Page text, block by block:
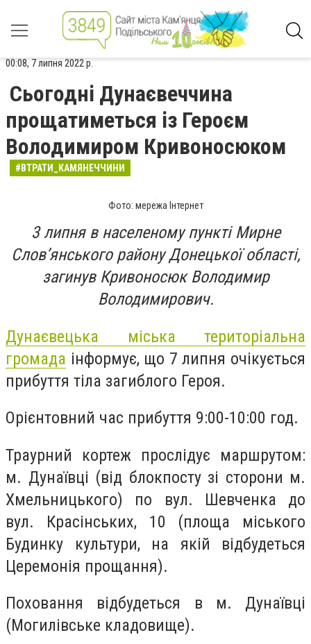
00:08, 7 липня 2022 р.
Сьогодні Дунаєвеччина
прощатиметься із Героєм
Володимиром Кривоносюком
#ВТРАТИ_КАМЯНЕЧЧИНИ
Фото: мережа Інтернет
3 липня в населеному пункті Мирне
Слов’янського району Донецької області,
загинув Кривоносюк Володимир
Володимирович.
Дунаєвецька міська територіальна
громада інформує, що 7 липня очікується
прибуття тіла загиблого Героя.
Орієнтовний час прибуття 9:00-10:00 год.
Траурний кортеж прослідує маршрутом:
м. Дунаївці (від блокпосту зі сторони м.
Хмельницького) по вул. Шевченка до
вул. Красінських, 10 (площа міського
Будинку культури, на якій відбудеться
Церемонія прощання).
Поховання відбудеться в м. Дунаївці
(Могилівське кладовище).